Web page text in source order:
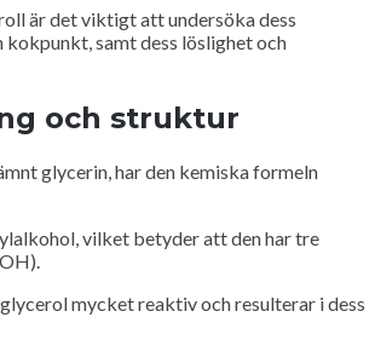
är det viktigt att undersöka dess
samt dess löslighet och
och struktur
glycerin, har den kemiska formeln
vilket betyder att den har tre
mycket reaktiv och resulterar i dess